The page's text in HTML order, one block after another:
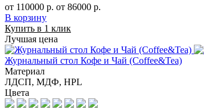
от 110000 р. от 86000 р.
В корзину
Купить в 1 клик
Лучшая цена
Журнальный стол Кофе и Чай (Coffee&Tea)
Материал
ЛДСП, МДФ, HPL
Цвета